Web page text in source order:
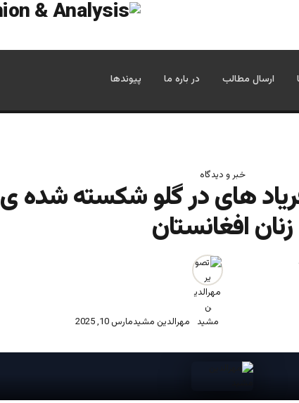
ارسال مطالب در باره ما پیوندها
خبر و دیدگاه
های در گلو شکسته شده ی
زنان افغانستان
مهرالدین مشیدمارس 10, 2025